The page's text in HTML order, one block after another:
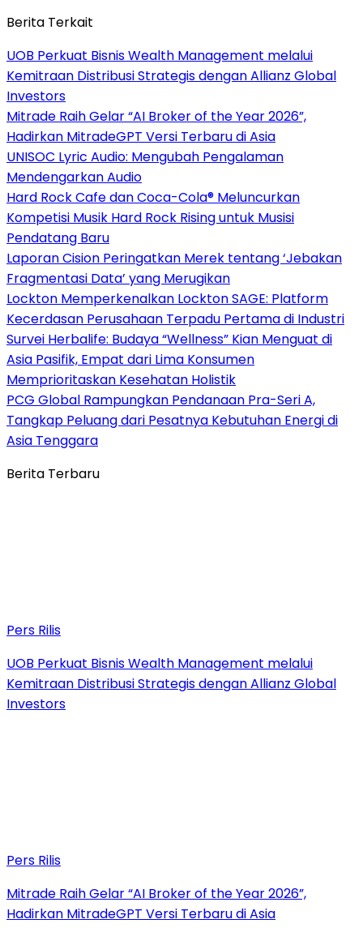
Berita Terkait
UOB Perkuat Bisnis Wealth Management melalui
Kemitraan Distribusi Strategis dengan Allianz Global
Investors
Mitrade Raih Gelar “AI Broker of the Year 2026”,
Hadirkan MitradeGPT Versi Terbaru di Asia
UNISOC Lyric Audio: Mengubah Pengalaman
Mendengarkan Audio
Hard Rock Cafe dan Coca-Cola® Meluncurkan
Kompetisi Musik Hard Rock Rising untuk Musisi
Pendatang Baru
Laporan Cision Peringatkan Merek tentang ‘Jebakan
Fragmentasi Data’ yang Merugikan
Lockton Memperkenalkan Lockton SAGE: Platform
Kecerdasan Perusahaan Terpadu Pertama di Industri
Survei Herbalife: Budaya “Wellness” Kian Menguat di
Asia Pasifik, Empat dari Lima Konsumen
Memprioritaskan Kesehatan Holistik
PCG Global Rampungkan Pendanaan Pra-Seri A,
Tangkap Peluang dari Pesatnya Kebutuhan Energi di
Asia Tenggara
Berita Terbaru
Pers Rilis
UOB Perkuat Bisnis Wealth Management melalui
Kemitraan Distribusi Strategis dengan Allianz Global
Investors
Pers Rilis
Mitrade Raih Gelar “AI Broker of the Year 2026”,
Hadirkan MitradeGPT Versi Terbaru di Asia